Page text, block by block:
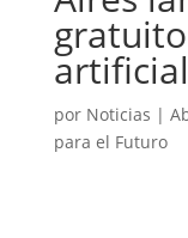
por Noticias |
para el Futuro